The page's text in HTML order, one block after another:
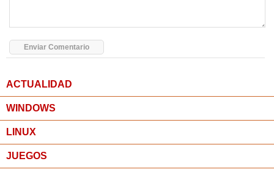
ACTUALIDAD
WINDOWS
LINUX
JUEGOS